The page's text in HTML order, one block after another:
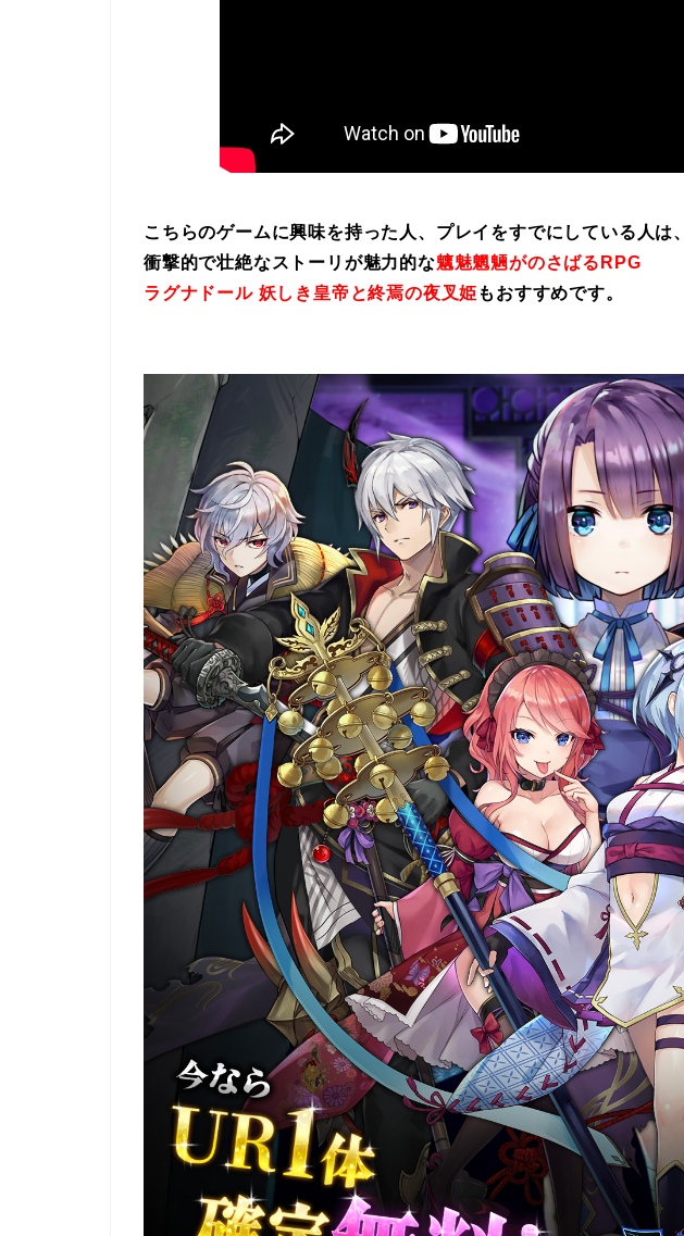
こちらのゲームに興味を持った人、プレイをすでにしている人は、
衝撃的で壮絶なストーリが魅力的な魑魅魍魎がのさばるRPG
ラグナドール 妖しき皇帝と終焉の夜叉姫 もおすすめです。